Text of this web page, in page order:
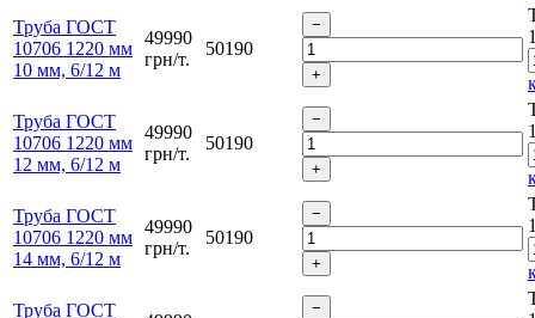
Труба ГОСТ
10706 1220 мм
10 мм, 6/12 м
49990
грн/т.
50190
Труба ГОСТ
10706 1220 мм
12 мм, 6/12 м
49990
грн/т.
50190
Труба ГОСТ
10706 1220 мм
14 мм, 6/12 м
49990
грн/т.
50190
Труба ГОСТ